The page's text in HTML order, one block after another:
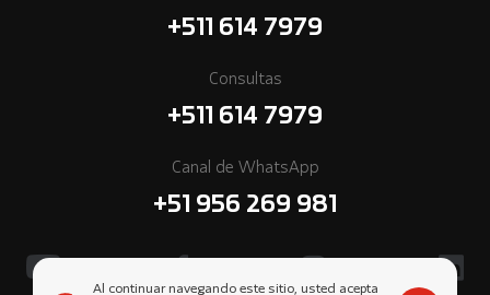
+511 614 7979
Consultas
+511 614 7979
Canal de WhatsApp
+51 956 269 981
Al continuar navegando este sitio, usted acepta